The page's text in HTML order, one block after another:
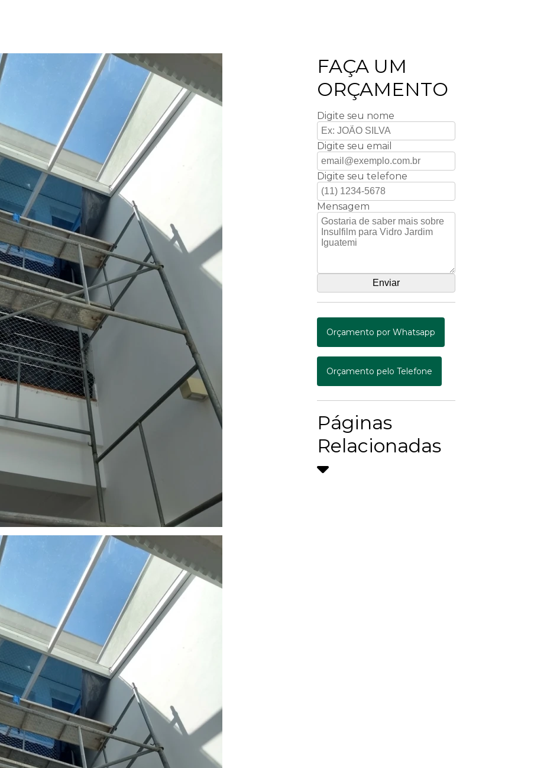
FAÇA UM
ORÇAMENTO
Digite seu nome
Digite seu email
Digite seu telefone
Mensagem
Orçamento por Whatsapp
Orçamento pelo Telefone
Páginas
Relacionadas